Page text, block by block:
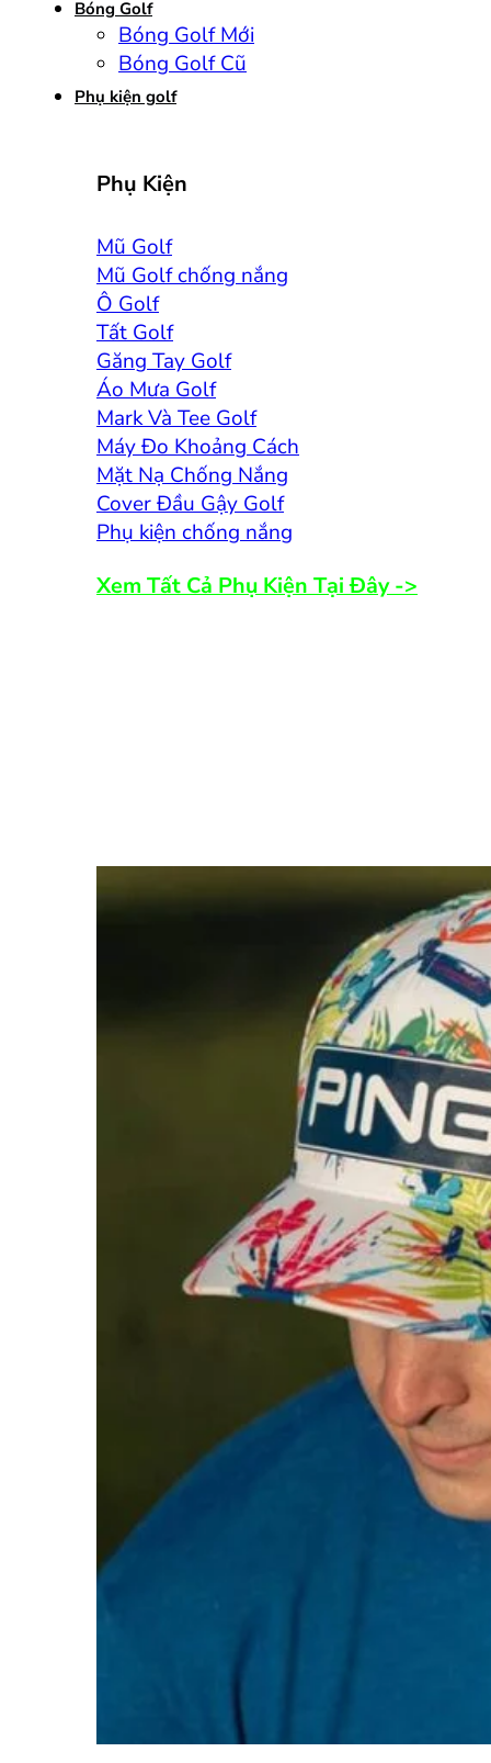
Bóng Golf
Bóng Golf Mới
Bóng Golf Cũ
Phụ kiện golf
Phụ Kiện
Mũ Golf
Mũ Golf chống nắng
Ô Golf
Tất Golf
Găng Tay Golf
Áo Mưa Golf
Mark Và Tee Golf
Máy Đo Khoảng Cách
Mặt Nạ Chống Nắng
Cover Đầu Gậy Golf
Phụ kiện chống nắng
Xem Tất Cả Phụ Kiện Tại Đây ->